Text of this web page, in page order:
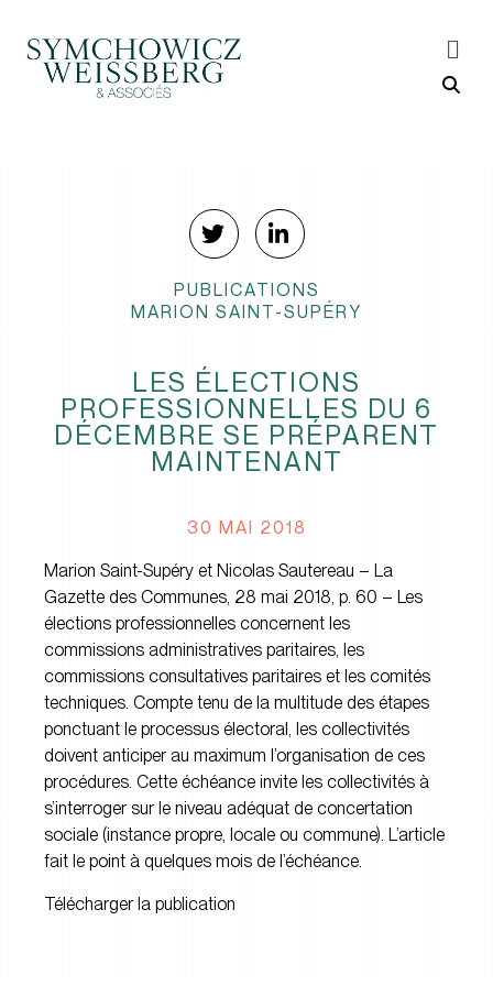
PUBLICATIONS
MARION SAINT-SUPÉRY
LES ÉLECTIONS
PROFESSIONNELLES DU 6
DÉCEMBRE SE PRÉPARENT
MAINTENANT
30 MAI 2018
Marion Saint-Supéry et Nicolas Sautereau – La
Gazette des Communes, 28 mai 2018, p. 60 – Les
élections professionnelles concernent les
commissions administratives paritaires, les
commissions consultatives paritaires et les comités
techniques. Compte tenu de la multitude des étapes
ponctuant le processus électoral, les collectivités
doivent anticiper au maximum l’organisation de ces
procédures. Cette échéance invite les collectivités à
s’interroger sur le niveau adéquat de concertation
sociale (instance propre, locale ou commune). L’article
fait le point à quelques mois de l’échéance.
Télécharger la publication